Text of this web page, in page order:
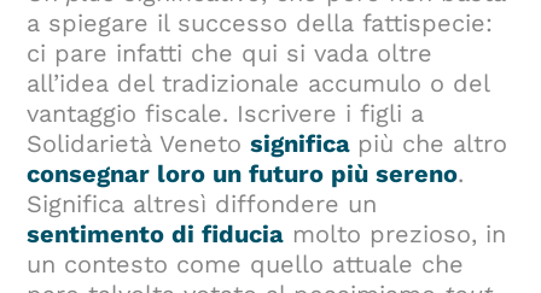
a spiegare il successo della fattispecie:
ci pare infatti che qui si vada oltre
all’idea del tradizionale accumulo o del
vantaggio fiscale. Iscrivere i figli a
Solidarietà Venetosignifica più che altro
consegnar loro un futuro più sereno.
Significa altresì diffondere un
sentimento di fiducia molto prezioso, in
un contesto come quello attuale che